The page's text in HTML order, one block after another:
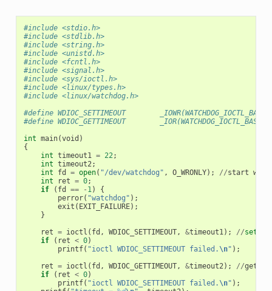
#include <stdio.h>
#include <stdlib.h>
#include <string.h>
#include <unistd.h>
#include <fcntl.h>
#include <signal.h>
#include <sys/ioctl.h>
#include <linux/types.h>
#include <linux/watchdog.h>
#define WDIOC_SETTIMEOUT
#define WDIOC_GETTIMEOUT
int main(void )
{
int timeout1 = 22 ;
int timeout2 ;
int
fd = open( "/dev/watchdog" , O_WRONLY); //start
int
ret = 0;
if
( fd == - 1 )
{
perror( "watchdog" );
exit ( EXIT_FAILURE);
}
ret = ioctl ( fd , WDIOC_SETTIMEOUT, &timeout1 ); //set
if
( ret < 0)
printf( "ioctl WDIOC_SETTIMEOUT failed. \n" );
ret = ioctl ( fd , WDIOC_GETTIMEOUT, &timeout2 ); //get
if
( ret < 0)
printf( "ioctl WDIOC_SETTIMEOUT failed. \n" );